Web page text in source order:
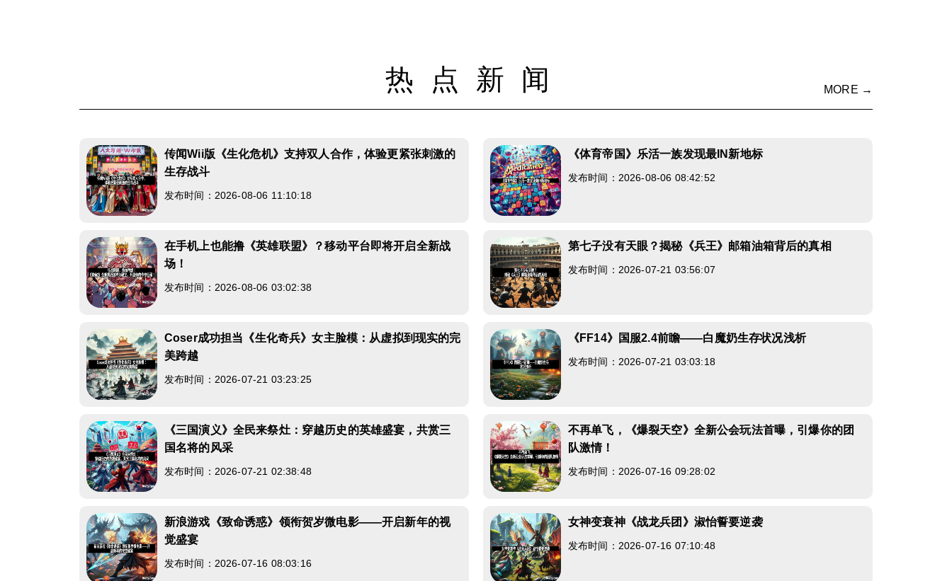
热点新闻 MORE →
传闻Wii版《生化危机》支持双人合作，体验更紧张刺激的
生存战斗
发布时间：2026-08-06 11:10:18
《体育帝国》乐活一族发现最IN新地标
发布时间：2026-08-06 08:42:52
在手机上也能撸《英雄联盟》？移动平台即将开启全新战
场！
发布时间：2026-08-06 03:02:38
第七子没有天眼？揭秘《兵王》邮箱油箱背后的真相
发布时间：2026-07-21 03:56:07
Coser成功担当《生化奇兵》女主脸模：从虚拟到现实的完
美跨越
发布时间：2026-07-21 03:23:25
《FF14》国服2.4前瞻——白魔奶生存状况浅析
发布时间：2026-07-21 03:03:18
《三国演义》全民来祭灶：穿越历史的英雄盛宴，共赏三
国名将的风采
发布时间：2026-07-21 02:38:48
不再单飞，《爆裂天空》全新公会玩法首曝，引爆你的团
队激情！
发布时间：2026-07-16 09:28:02
新浪游戏《致命诱惑》领衔贺岁微电影——开启新年的视
觉盛宴
发布时间：2026-07-16 08:03:16
女神变衰神《战龙兵团》淑怡誓要逆袭
发布时间：2026-07-16 07:10:48